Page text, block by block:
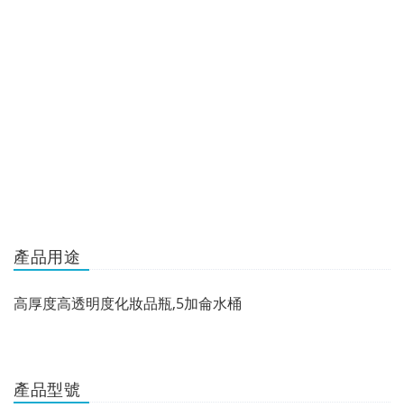
產品用途
高厚度高透明度化妝品瓶,5加侖水桶
產品型號